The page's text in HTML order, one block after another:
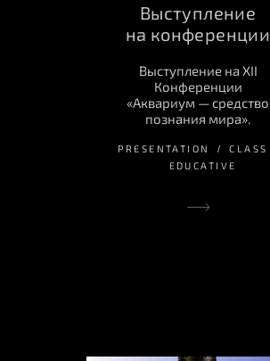
Выступление
на конференции
Выступление на XII
Конференции
«Аквариум — средство
познания мира».
PRESENTATION
CLASS
EDUCATIVE